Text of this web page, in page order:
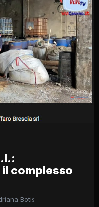
complesso
Botis